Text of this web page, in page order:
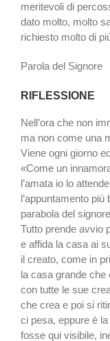
meritevoli di
dato molto, molto
richiesto molto di
Parola del Signore
RIFLESSIONE
Nell’ora che non
ma non come una
Viene ogni giorno
«Come un
l’amata io lo
l’appuntamento
parabola del
Tutto prende avvio
e affida la casa ai
il creato, come in
la casa grande
con tutte le sue
che crea e poi si
ci pesa, eppure è
fosse qui visibile,